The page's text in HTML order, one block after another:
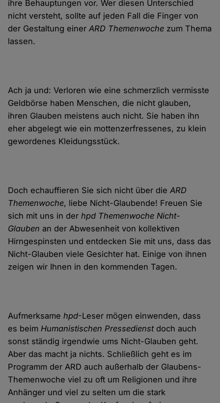
ihre Behauptungen vor. Wer diesen Unterschied
nicht versteht, sollte auf jeden Fall die Finger von
der Gestaltung einerARD Themenwoche zum Thema
lassen.
Ach ja und: Verloren wie eine schmerzlich vermisste
Geldbörse haben Menschen, die nicht glauben,
ihren Glauben meistens auch nicht. Sie haben ihn
eher abgelegt wie ein mottenzerfressenes, zu klein
gewordenes Kleidungsstück.
Doch echauffieren Sie sich nicht über dieARD
Themenwoche, liebe Nicht-Glaubende! Freuen Sie
sich mit uns in der hpd Themenwoche Nicht-
Glauben an der Abwesenheit von kollektiven
Hirngespinsten und entdecken Sie mit uns, dass das
Nicht-Glauben viele Gesichter hat. Einige von ihnen
zeigen wir Ihnen in den kommenden Tagen.
Aufmerksamehpd-Leser mögen einwenden, dass
es beimHumanistischen Pressedienstdoch auch
sonst ständig irgendwie ums Nicht-Glauben geht.
Aber das macht ja nichts. Schließlich geht es im
Programm der ARD auch außerhalb der Glaubens-
Themenwoche viel zu oft um Religionen und ihre
Anhänger und viel zu selten um die stark